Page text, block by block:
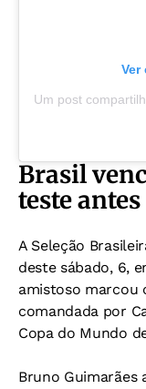
Ver
Brasil
teste
A Seleção
deste sábado, 6,
amistoso marcou
comandada por
Copa do Mundo
Bruno Guimarães